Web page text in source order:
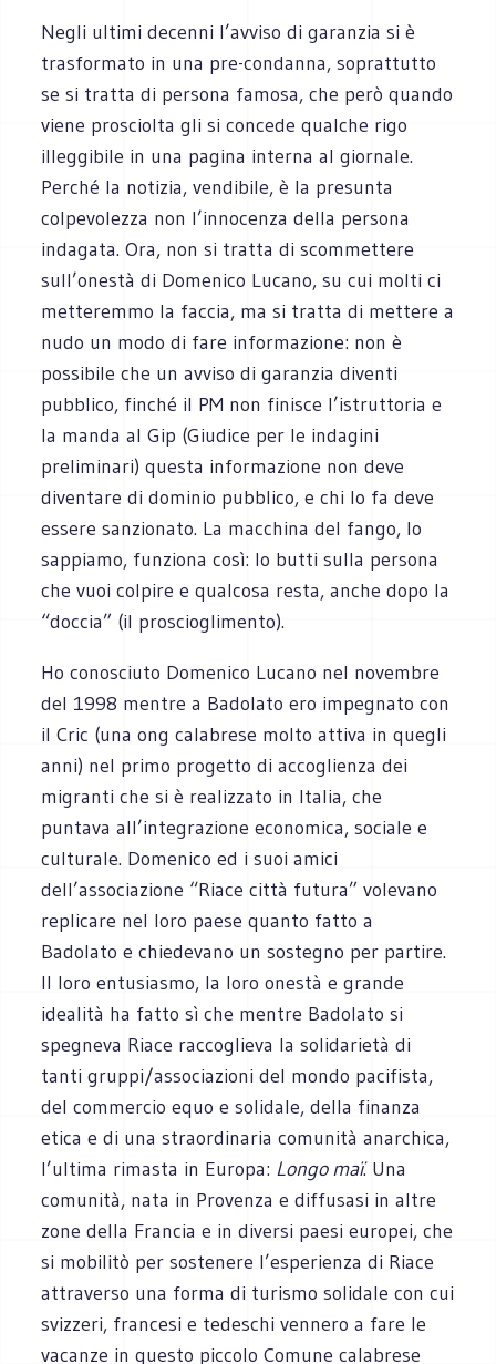
Negli ultimi decenni l’avviso di garanzia si è
trasformato in una pre-condanna, soprattutto
se si tratta di persona famosa, che però quando
viene prosciolta gli si concede qualche rigo
illeggibile in una pagina interna al giornale.
Perché la notizia, vendibile, è la presunta
colpevolezza non l’innocenza della persona
indagata. Ora, non si tratta di scommettere
sull’onestà di Domenico Lucano, su cui molti ci
metteremmo la faccia, ma si tratta di mettere a
nudo un modo di fare informazione: non è
possibile che un avviso di garanzia diventi
pubblico, finché il PM non finisce l’istruttoria e
la manda al Gip (Giudice per le indagini
preliminari) questa informazione non deve
diventare di dominio pubblico, e chi lo fa deve
essere sanzionato. La macchina del fango, lo
sappiamo, funziona così: lo butti sulla persona
che vuoi colpire e qualcosa resta, anche dopo la
“doccia” (il proscioglimento).
Ho conosciuto Domenico Lucano nel novembre
del 1998 mentre a Badolato ero impegnato con
il Cric (una ong calabrese molto attiva in quegli
anni) nel primo progetto di accoglienza dei
migranti che si è realizzato in Italia, che
puntava all’integrazione economica, sociale e
culturale. Domenico ed i suoi amici
dell’associazione “Riace città futura” volevano
replicare nel loro paese quanto fatto a
Badolato e chiedevano un sostegno per partire.
Il loro entusiasmo, la loro onestà e grande
idealità ha fatto sì che mentre Badolato si
spegneva Riace raccoglieva la solidarietà di
tanti gruppi/associazioni del mondo pacifista,
del commercio equo e solidale, della finanza
etica e di una straordinaria comunità anarchica,
l’ultima rimasta in Europa: Longo maï. Una
comunità, nata in Provenza e diffusasi in altre
zone della Francia e in diversi paesi europei, che
si mobilitò per sostenere l’esperienza di Riace
attraverso una forma di turismo solidale con cui
svizzeri, francesi e tedeschi vennero a fare le
vacanze in questo piccolo Comune calabrese